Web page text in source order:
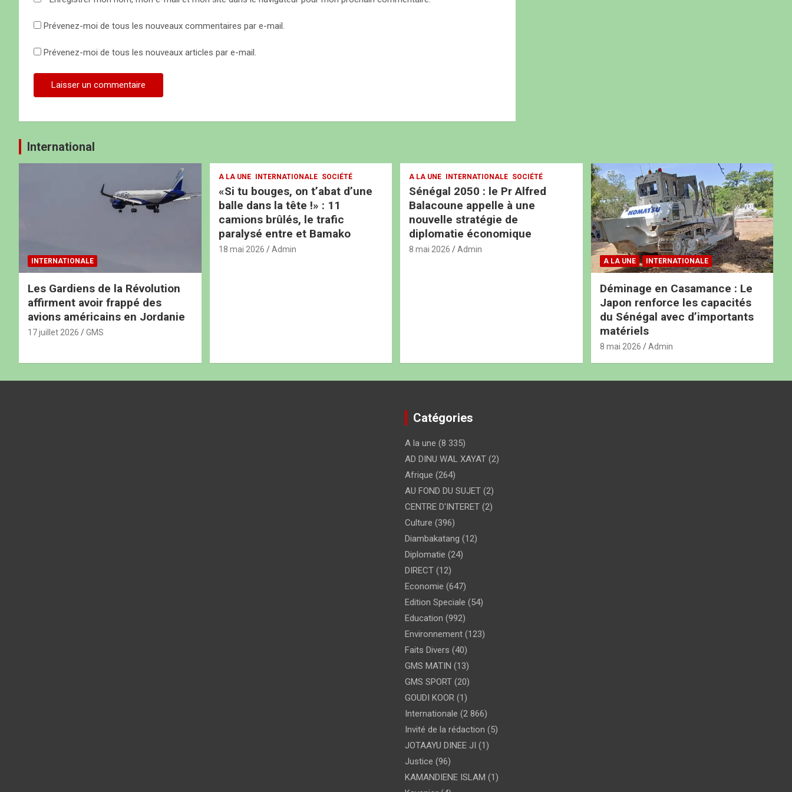
Prévenez-moi de tous les nouveaux commentaires par e-mail.
Prévenez-moi de tous les nouveaux articles par e-mail.
International
INTERNATIONALE
Les Gardiens de la Révolution
affirment avoir frappé des
avions américains en Jordanie
17 juillet 2026 GMS
A LA UNE INTERNATIONALE SOCIÉTÉ
«Si tu bouges, on t’abat d’une
balle dans la tête !» : 11
camions brûlés, le trafic
paralysé entre et Bamako
18 mai 2026 Admin
A LA UNE INTERNATIONALE SOCIÉTÉ
Sénégal 2050 : le Pr Alfred
Balacoune appelle à une
nouvelle stratégie de
diplomatie économique
8 mai 2026 Admin
A LA UNE INTERNATIONALE
Déminage en Casamance : Le
Japon renforce les capacités
du Sénégal avec d’importants
matériels
8 mai 2026 Admin
Catégories
A la une (8 335)
AD DINU WAL XAYAT (2)
Afrique (264)
AU FOND DU SUJET (2)
CENTRE D'INTERET (2)
Culture (396)
Diambakatang (12)
Diplomatie (24)
DIRECT (12)
Economie (647)
Edition Speciale (54)
Education (992)
Environnement (123)
Faits Divers (40)
GMS MATIN (13)
GMS SPORT (20)
GOUDI KOOR (1)
Internationale (2 866)
Invité de la rédaction (5)
JOTAAYU DINEE JI (1)
Justice (96)
KAMANDIENE ISLAM (1)